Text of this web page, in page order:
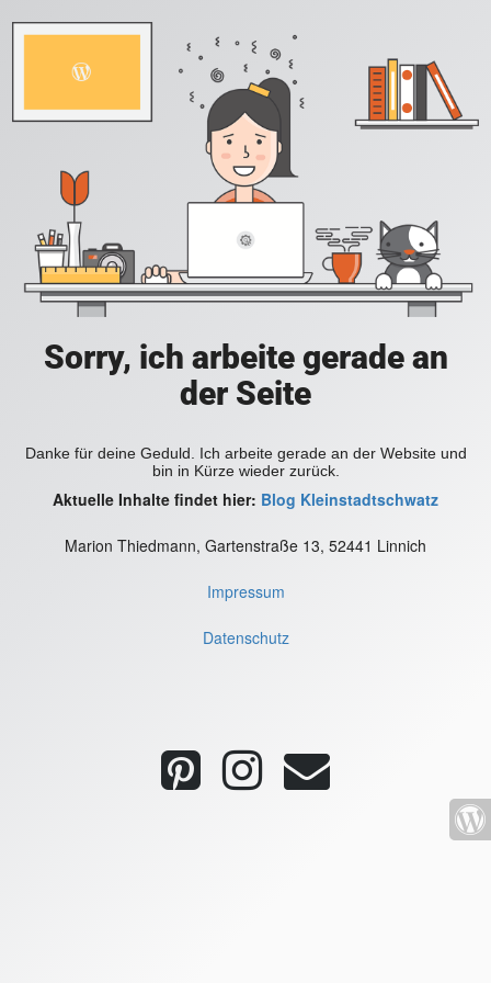
Sorry, ich arbeite gerade an
der Seite
Danke für deine Geduld. Ich arbeite gerade an der Website und
bin in Kürze wieder zurück.
Aktuelle Inhalte findet hier: Blog Kleinstadtschwatz
Marion Thiedmann, Gartenstraße 13, 52441 Linnich
Impressum
Datenschutz